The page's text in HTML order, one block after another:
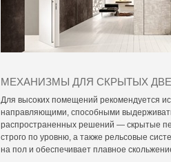
МЕХАНИЗМЫ ДЛЯ СКРЫТЫХ
Для высоких помещений рекомендуется
направляющими, способными
распространенных решений — скрытые
строго по уровню, а также рельсовые
на пол и обеспечивает плавное